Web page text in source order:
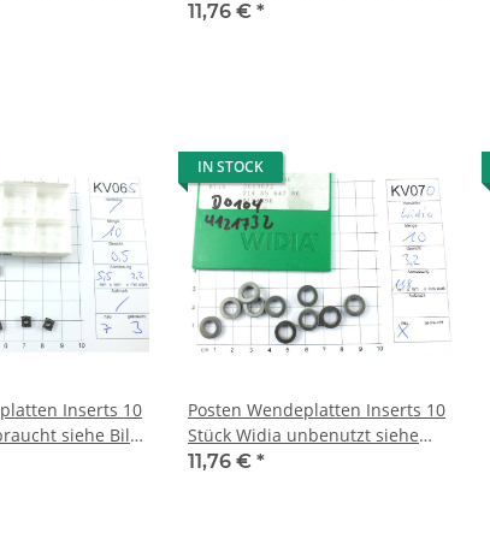
Mwst. KV049
11,76 € *
Inserts 10
siehe Bild
IN STOCK
Posten Wendeplatten Inserts 10
Stück Widia unbenutzt siehe
Bild mit Mwst KV070
11,76 € *